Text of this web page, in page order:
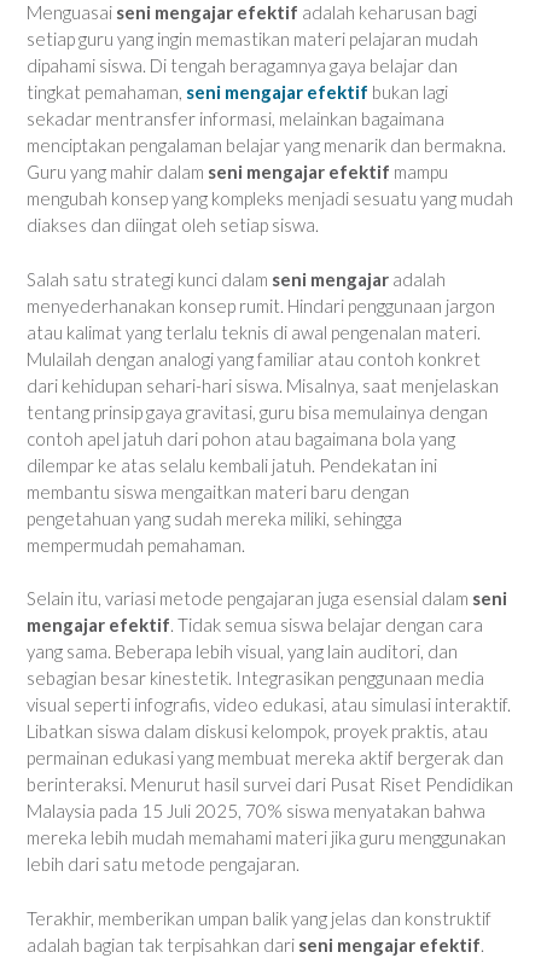
Menguasai seni mengajar efektif adalah keharusan bagi
setiap guru yang ingin memastikan materi pelajaran mudah
dipahami siswa. Di tengah beragamnya gaya belajar dan
tingkat pemahaman, seni mengajar efektif bukan lagi
sekadar mentransfer informasi, melainkan bagaimana
menciptakan pengalaman belajar yang menarik dan bermakna.
Guru yang mahir dalam seni mengajar efektif mampu
mengubah konsep yang kompleks menjadi sesuatu yang mudah
diakses dan diingat oleh setiap siswa.
Salah satu strategi kunci dalam seni mengajar adalah
menyederhanakan konsep rumit. Hindari penggunaan jargon
atau kalimat yang terlalu teknis di awal pengenalan materi.
Mulailah dengan analogi yang familiar atau contoh konkret
dari kehidupan sehari-hari siswa. Misalnya, saat menjelaskan
tentang prinsip gaya gravitasi, guru bisa memulainya dengan
contoh apel jatuh dari pohon atau bagaimana bola yang
dilempar ke atas selalu kembali jatuh. Pendekatan ini
membantu siswa mengaitkan materi baru dengan
pengetahuan yang sudah mereka miliki, sehingga
mempermudah pemahaman.
Selain itu, variasi metode pengajaran juga esensial dalam seni
mengajar efektif. Tidak semua siswa belajar dengan cara
yang sama. Beberapa lebih visual, yang lain auditori, dan
sebagian besar kinestetik. Integrasikan penggunaan media
visual seperti infografis, video edukasi, atau simulasi interaktif.
Libatkan siswa dalam diskusi kelompok, proyek praktis, atau
permainan edukasi yang membuat mereka aktif bergerak dan
berinteraksi. Menurut hasil survei dari Pusat Riset Pendidikan
Malaysia pada 15 Juli 2025, 70% siswa menyatakan bahwa
mereka lebih mudah memahami materi jika guru menggunakan
lebih dari satu metode pengajaran.
Terakhir, memberikan umpan balik yang jelas dan konstruktif
adalah bagian tak terpisahkan dari seni mengajar efektif